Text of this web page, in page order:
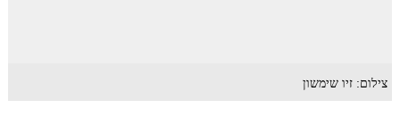
צילום: זיו שימשון